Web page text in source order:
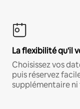
La flexibilité qu'il
Choisissez vos
puis réservez
supplémentaire